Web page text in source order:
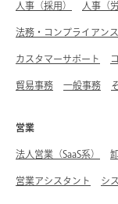
人事（採用） 人事（
法務・コンプライアンス
カスタマーサポート
貿易事務 一般事務
営業
法人営業（SaaS系）
営業アシスタント シ